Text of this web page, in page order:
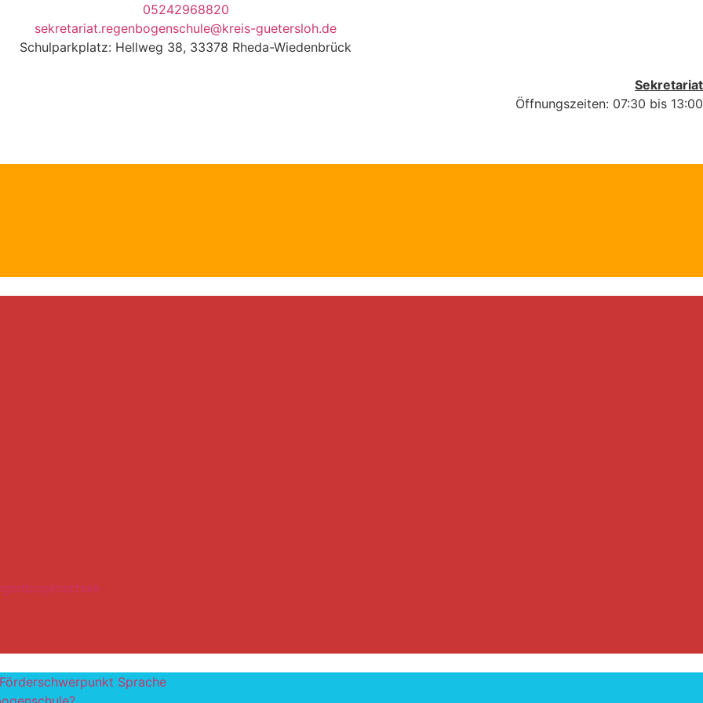
05242968820
sekretariat.regenbogenschule@kreis-guetersloh.de
Schulparkplatz: Hellweg 38, 33378 Rheda-Wiedenbrück
Sekretariat
Öffnungszeiten: 07:30 bis 13:00
Sprache